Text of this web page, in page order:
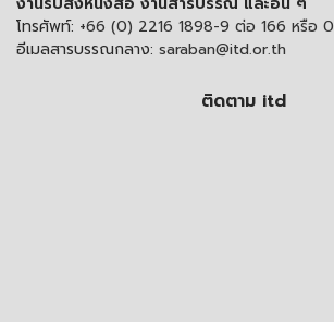
โทรศัพท์: +66 (0) 2216 1898-9 ต่อ 166 หรือ 0
อีเมลสารบรรณกลาง: saraban@itd.or.th
ติดตาม itd